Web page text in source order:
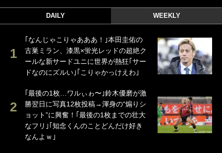
DAILY WEEKLY
｢なんじゃこりゃあああ！｣本田圭佑の
古巣ミラン、漆黒×蛍光レッドの超絶ク
ールな新サードユニに世界が熱狂｢サー
ドなのにズルい｣｢こりゃかっけえわ｣
｢最後の1枚…ワルぃゎ〜｣鈴木優磨が激
勝翌日に写真12枚投稿→渾身の“煽りシ
ョット”に興奮！｢最後の1枚までの壮大
なフリ｣｢知念くんのことどんだけ好き
なんよｗ｣